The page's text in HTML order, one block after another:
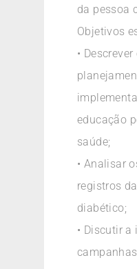
da pessoa
Objetivos
•
educação
saúde;
• Analisar
registros
diabético;
• Discutir